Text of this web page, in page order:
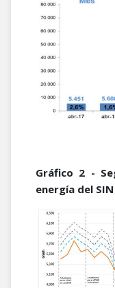
Gráfico 2 -
energía del